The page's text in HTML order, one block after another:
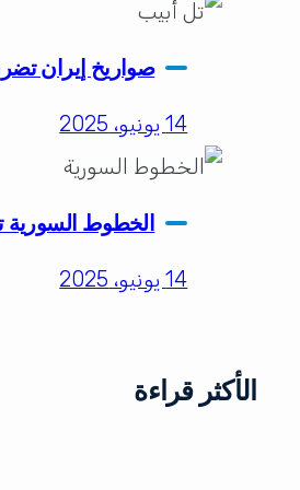
صواريخ إيران
14 يونيو، 2025
الخطوط السورية
14 يونيو، 2025
الأكثر قراءة